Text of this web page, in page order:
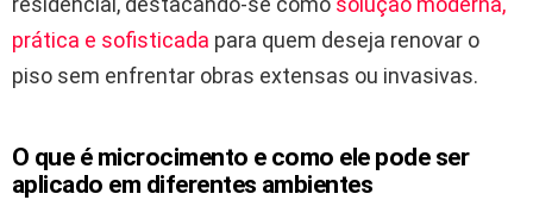
prática e sofisticada para quem deseja renovar o
piso sem enfrentar obras extensas ou invasivas.
O que é microcimento e como ele pode ser
aplicado em diferentes ambientes